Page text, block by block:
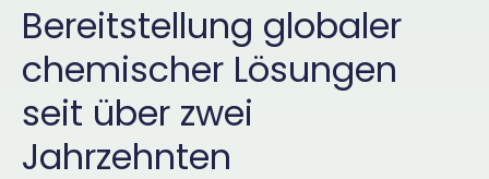
Bereitstellung globaler
chemischer Lösungen
seit über zwei
Jahrzehnten